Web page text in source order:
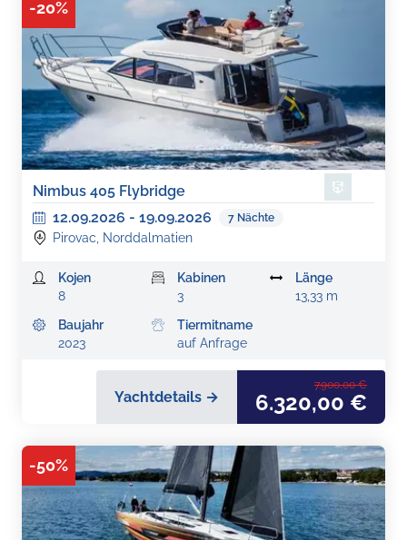
-20%
Nimbus 405 Flybridge
12.09.2026 - 19.09.2026 7 Nächte
Pirovac, Norddalmatien
Kojen
8
Kabinen
3
Länge
13,33 m
Baujahr
2023
Tiermitname
auf Anfrage
Yachtdetails →
7.900,00 €
6.320,00 €
-50%